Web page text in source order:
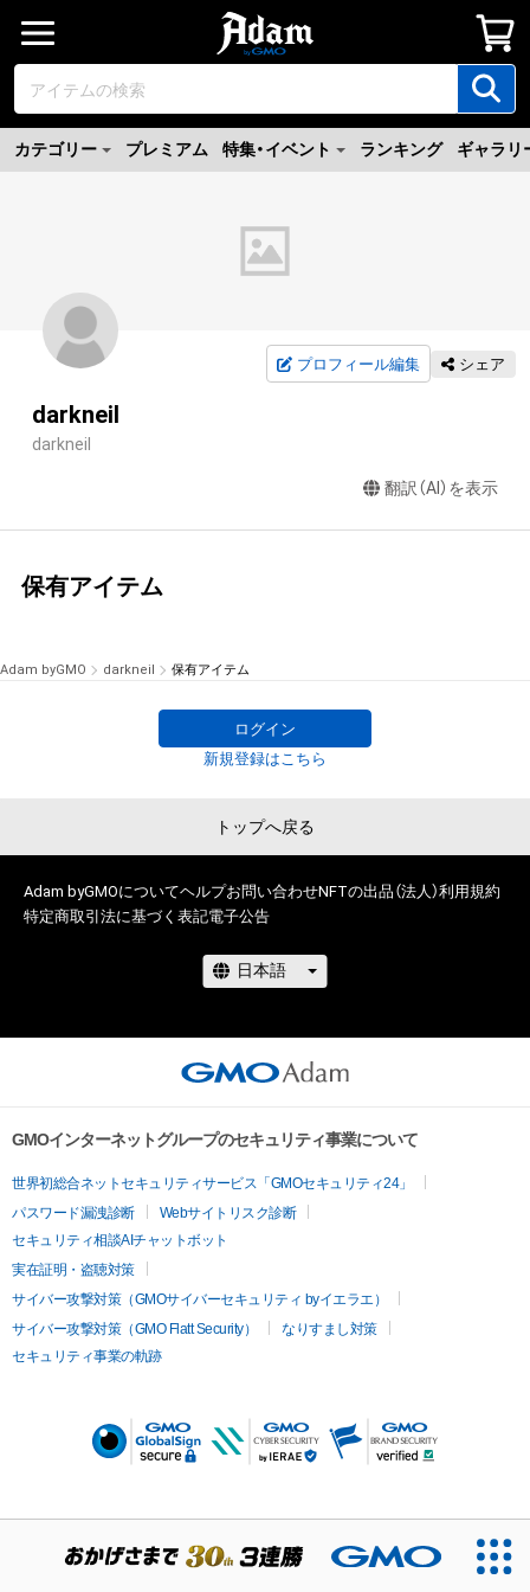
カテゴリー プレミアム 特集・イベント ランキング ギャラリ
プロフィール編集 シェア
darkneil
darkneil
翻訳（AI）を表示
保有アイテム
Adam byGMO darkneil 保有アイテム
ログイン
新規登録はこちら
トップへ戻る
Adam byGMOについてヘルプお問い合わせNFTの出品（法人）利用規約
特定商取引法に基づく表記電子公告
GMOインターネットグループのセキュリティ事業について
世界初総合ネットセキュリティサービス「GMOセキュリティ24」
パスワード漏洩診断
Webサイトリスク診断
セキュリティ相談AIチャットボット
実在証明・盗聴対策
サイバー攻撃対策（GMOサイバーセキュリティ byイエラエ）
サイバー攻撃対策（GMO Flatt Security）
なりすまし対策
セキュリティ事業の軌跡